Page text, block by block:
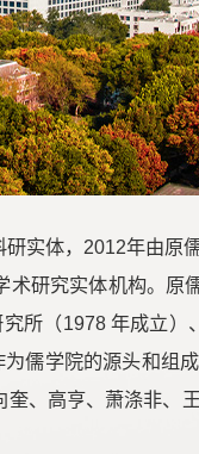
实体，2012年由原
研究实体机构。原
所（1978 年成立
儒学院的源头和组
、高亨、萧涤非、